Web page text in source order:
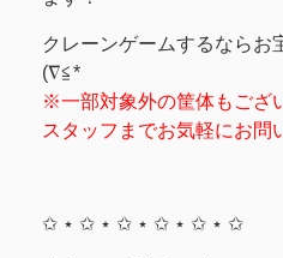
クレーンゲームするならお
(∇≦*
※一部対象外の筐体もござ
スタッフまでお気軽にお問
✩ ⋆ ✩ ⋆ ✩ ⋆ ✩ ⋆ ✩ ⋆ ✩